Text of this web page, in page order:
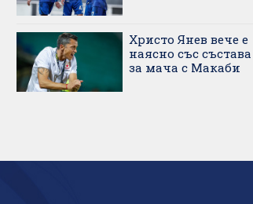
Христо Янев вече е
наясно със състава
за мача с Макаби